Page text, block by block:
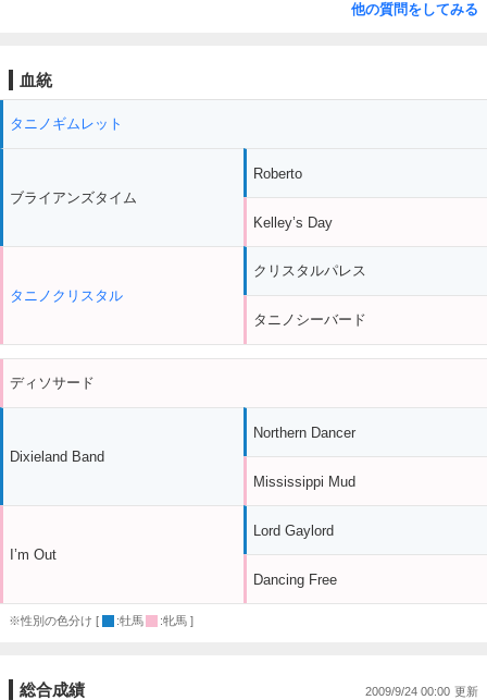
他の質問をしてみる
血統
タニノギムレット
ブライアンズタイム
タニノクリスタル
Roberto
Kelley’s Day
クリスタルパレス
タニノシーバード
ディソサード
Dixieland Band
I’m Out
Northern Dancer
Mississippi Mud
Lord Gaylord
Dancing Free
※性別の色分け [ :牡馬 :牝馬 ]
総合成績 2009/9/24 00:00